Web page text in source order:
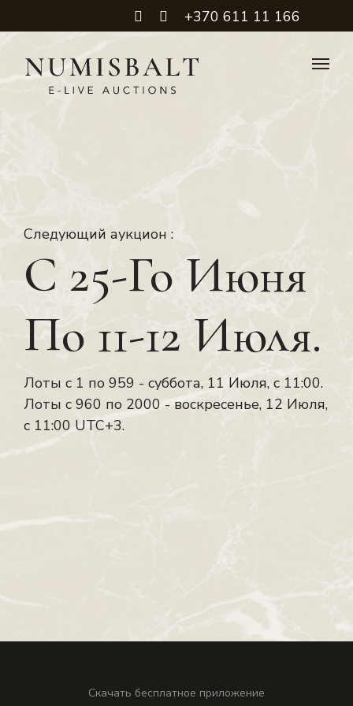
+370 611 11 166
Следующий аукцион :
С 25-Го Июня
По 11-12 Июля.
Лоты с 1 по 959 - суббота, 11 Июля, с 11:00.
Лоты с 960 по 2000 - воскресенье, 12 Июля,
с 11:00 UTC+3.
Скачать бесплатное приложение